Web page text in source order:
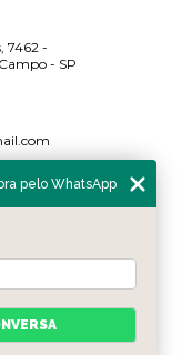
7462 -
- SP
pelo WhatsApp